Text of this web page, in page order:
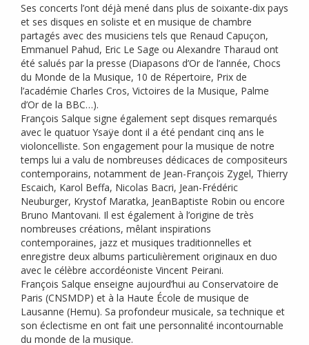
Ses concerts l’ont déjà mené dans plus de soixante-dix pays
et ses disques en soliste et en musique de chambre
partagés avec des musiciens tels que Renaud Capuçon,
Emmanuel Pahud, Eric Le Sage ou Alexandre Tharaud ont
été salués par la presse (Diapasons d’Or de l’année, Chocs
du Monde de la Musique, 10 de Répertoire, Prix de
l’académie Charles Cros, Victoires de la Musique, Palme
d’Or de la BBC…).
François Salque signe également sept disques remarqués
avec le quatuor Ysaÿe dont il a été pendant cinq ans le
violoncelliste. Son engagement pour la musique de notre
temps lui a valu de nombreuses dédicaces de compositeurs
contemporains, notamment de Jean-François Zygel, Thierry
Escaich, Karol Beffa, Nicolas Bacri, Jean-Frédéric
Neuburger, Krystof Maratka, JeanBaptiste Robin ou encore
Bruno Mantovani. Il est également à l’origine de très
nombreuses créations, mêlant inspirations
contemporaines, jazz et musiques traditionnelles et
enregistre deux albums particulièrement originaux en duo
avec le célèbre accordéoniste Vincent Peirani.
François Salque enseigne aujourd’hui au Conservatoire de
Paris (CNSMDP) et à la Haute École de musique de
Lausanne (Hemu). Sa profondeur musicale, sa technique et
son éclectisme en ont fait une personnalité incontournable
du monde de la musique.